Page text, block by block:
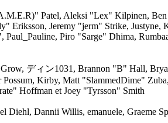
Patel, Aleksi "Lex" Kilpinen, Ben
Eriksson, Jeremy "jerm" Strike,
Piro "Sarge" Dhima,
ディン1031, Brannon "B" Hall,
Kirby, Matt "SlammedDime"
Hoffman et Joey "Tyrsson" Smith
Dannii Willis, emanuele, Graeme